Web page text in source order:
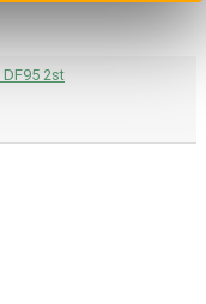
2st